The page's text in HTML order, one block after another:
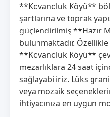
**Kovanoluk Köyü**
şartlarına ve toprak
güçlendirilmiş **Hazır
bulunmaktadır.
**Kovanoluk Köyü**
mezarlıklara 24 saat
sağlayabiliriz. Lüks
veya mozaik
ihtiyacınıza en uygun